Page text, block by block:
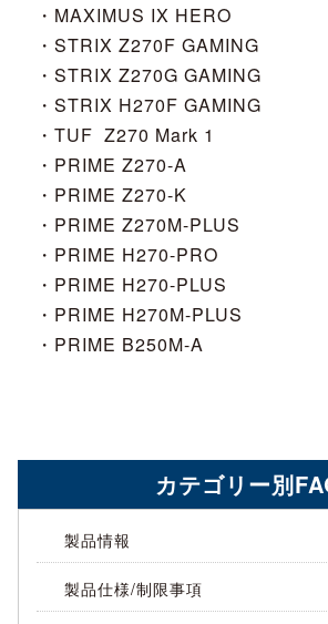
・MAXIMUS IX HERO
・STRIX Z270F GAMING
・STRIX Z270G GAMING
・STRIX H270F GAMING
・TUF Z270 Mark 1
・PRIME Z270-A
・PRIME Z270-K
・PRIME Z270M-PLUS
・PRIME H270-PRO
・PRIME H270-PLUS
・PRIME H270M-PLUS
・PRIME B250M-A
カテゴリー別
製品情報
製品仕様/制限事項